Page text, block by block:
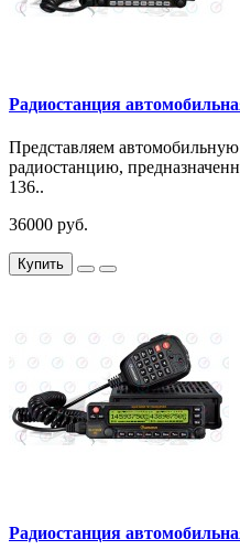
Радиостанция
Представляем
радиостанцию,
136..
36000 руб.
Купить
Радиостанция